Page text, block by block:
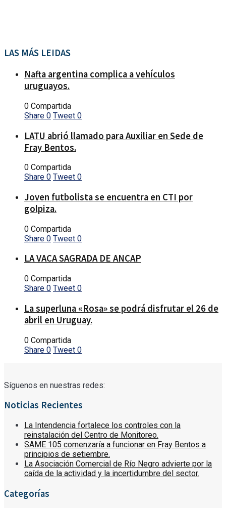
LAS MÁS LEIDAS
Nafta argentina complica a vehículos
uruguayos.
0 Compartida
Share 0 Tweet 0
LATU abrió llamado para Auxiliar en Sede de
Fray Bentos.
0 Compartida
Share 0 Tweet 0
Joven futbolista se encuentra en CTI por
golpiza.
0 Compartida
Share 0 Tweet 0
LA VACA SAGRADA DE ANCAP
0 Compartida
Share 0 Tweet 0
La superluna «Rosa» se podrá disfrutar el 26 de
abril en Uruguay.
0 Compartida
Share 0 Tweet 0
Síguenos en nuestras redes:
Noticias Recientes
La Intendencia fortalece los controles con la
reinstalación del Centro de Monitoreo.
SAME 105 comenzaría a funcionar en Fray Bentos a
principios de setiembre.
La Asociación Comercial de Río Negro advierte por la
caída de la actividad y la incertidumbre del sector.
Categorías